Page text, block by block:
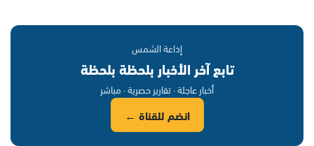
إذاعة الشمس
تابع آخر الأخبار بلحظة بلحظة
أخبار عاجلة · تقارير حصرية · مباشر
انضم للقناة ←